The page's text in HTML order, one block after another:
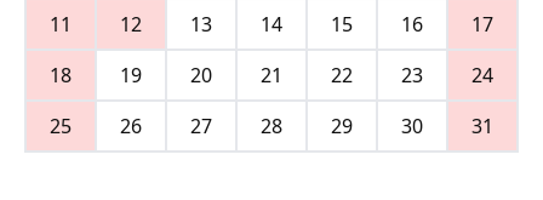
11
12 13 14 15 16
17
18
19 20 21 22 23
24
25
26 27 28 29 30 31